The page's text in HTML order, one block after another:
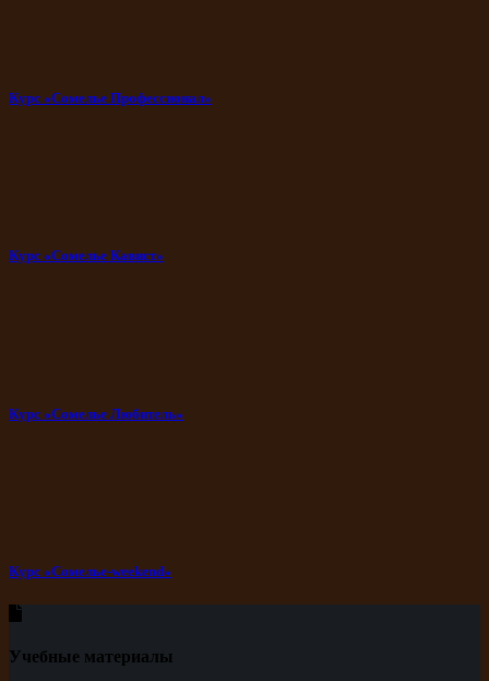
Курс «Сомелье Профессионал»
Курс «Сомелье Кавист»
Курс «Сомелье Любитель»
Курс «Сомелье-weekend»
Учебные материалы